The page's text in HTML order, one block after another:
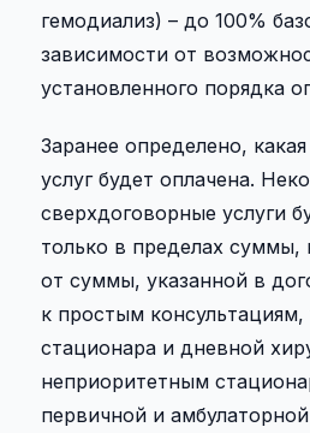
гемодиализ) – до 100%
зависимости от
установленного порядка
Заранее определено,
услуг будет оплачена.
сверхдоговорные услуги
только в пределах
от суммы, указанной в
к простым консультациям,
стационара и дневной
неприоритетным
первичной и